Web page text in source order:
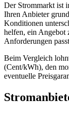
Der Strommarkt ist
Ihren Anbieter
Konditionen
helfen, ein Angebot
Anforderungen
Beim Vergleich
(Cent/kWh), den
eventuelle